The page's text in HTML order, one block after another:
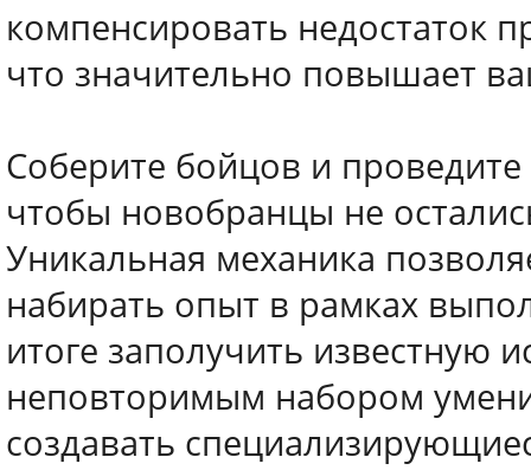
компенсировать недостаток
что значительно повышает
Соберите бойцов и
чтобы новобранцы не
Уникальная механика
набирать опыт в рамках
итоге заполучить известную
неповторимым набором
создавать